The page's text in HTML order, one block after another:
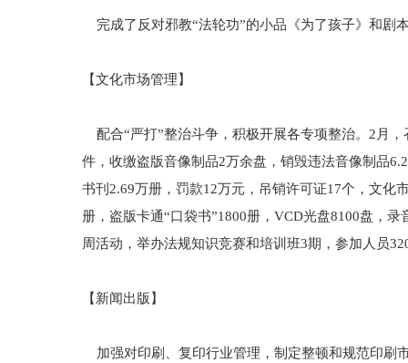
完成了反对邪教“法轮功”的小品《为了孩子》和剧
【文化市场管理】
配合“严打”整治斗争，积极开展各专项整治。2月
件，收缴盗版音像制品2万余盘，销毁违法音像制品
书刊2.69万册，罚款12万元，吊销许可证17个，文化
册，盗版卡通“口袋书”1800册，VCD光盘8100盘，
周活动，举办法规知识竞赛和培训班3期，参加人员
【新闻出版】
加强对印刷、复印行业管理，制定整顿和规范印刷